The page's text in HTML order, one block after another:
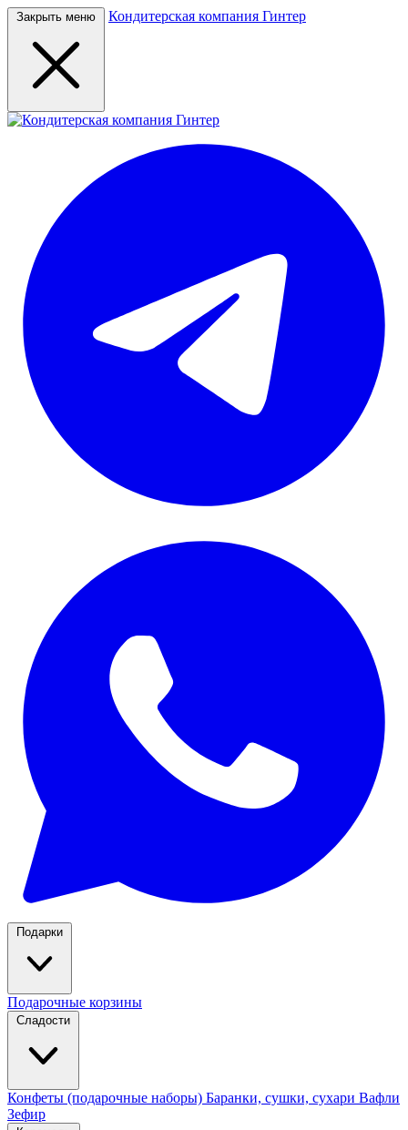
Закрыть меню Кондитерская компания Гинтер
Подарки
Подарочные корзины
Сладости
Конфеты (подарочные наборы) Баранки, сушки, сухари Вафли
Зефир